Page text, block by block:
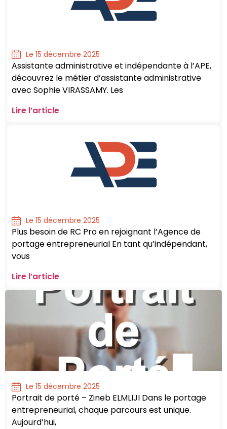
Le 15 décembre 2025
Assistante administrative et indépendante à l’APE,
découvrez le métier d’assistante administrative
avec Sophie VIRASSAMY. Les
Lire l’article
Le 15 décembre 2025
Plus besoin de RC Pro en rejoignant l’Agence de
portage entrepreneurial En tant qu’indépendant,
vous
Lire l’article
Le 15 décembre 2025
Portrait de porté – Zineb ELMLIJI Dans le portage
entrepreneurial, chaque parcours est unique.
Aujourd’hui,